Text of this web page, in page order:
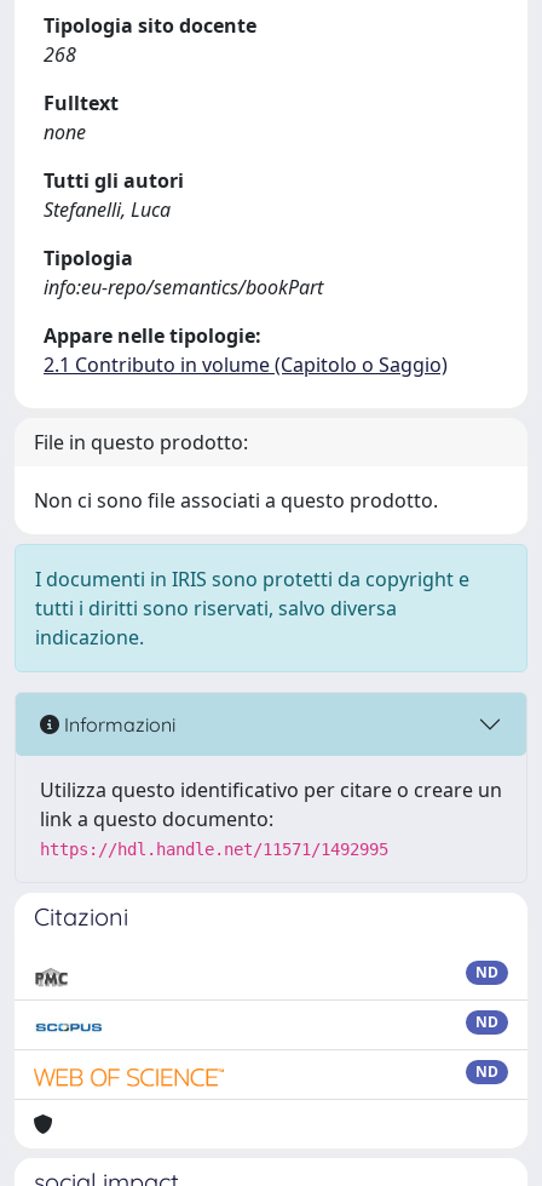
Tipologia sito docente
268
Fulltext
none
Tutti gli autori
Stefanelli, Luca
Tipologia
info:eu-repo/semantics/bookPart
Appare nelle tipologie:
2.1 Contributo in volume (Capitolo o Saggio)
File in questo prodotto:
Non ci sono file associati a questo prodotto.
I documenti in IRIS sono protetti da copyright e
tutti i diritti sono riservati, salvo diversa
indicazione.
Informazioni
Utilizza questo identificativo per citare o creare un
link a questo documento:
https://hdl.handle.net/11571/1492995
Citazioni
ND
ND
ND